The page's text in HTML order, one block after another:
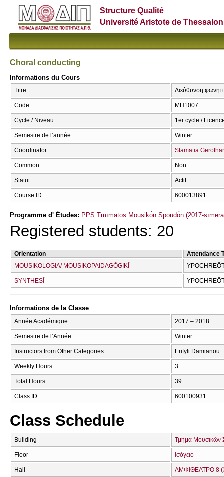
Structure Qualité
Université Aristote de
Choral conducting
Informations du Cours
Titre Διεύθυνση
Code ΜΠ1007
Cycle / Niveau 1er cycle /
Semestre de l’année Winter
Coordinator Stamatia
Common Non
Statut Actif
Course ID 600013891
Programme d' Études: PPS Tmīmatos Mousikṓn Spoudṓn (2017-
Registered students: 20
Orientation
Attendance
MOUSIKOLOGIA/ MOUSIKOPAIDAGŌGIKĪ
SYNTHESĪ
Informations de la Classe
Année Académique 2017 – 2018
Semestre de l’Année Winter
Instructors from Other Categories Erifyli Damianou
Weekly Hours 3
Total Hours 39
Class ID 600100931
Class Schedule
Building Τμήμα Μουσικών
Floor Ισόγειο
Hall ΑΜΦΙΘΕΑΤΡΟ 8